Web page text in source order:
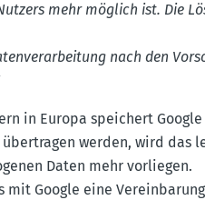
mehr möglich ist. Die
nach den
in Europa speichert
werden, wird das
Daten mehr vorliegen.
mit Google eine